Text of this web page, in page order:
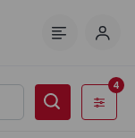
Filtros
4